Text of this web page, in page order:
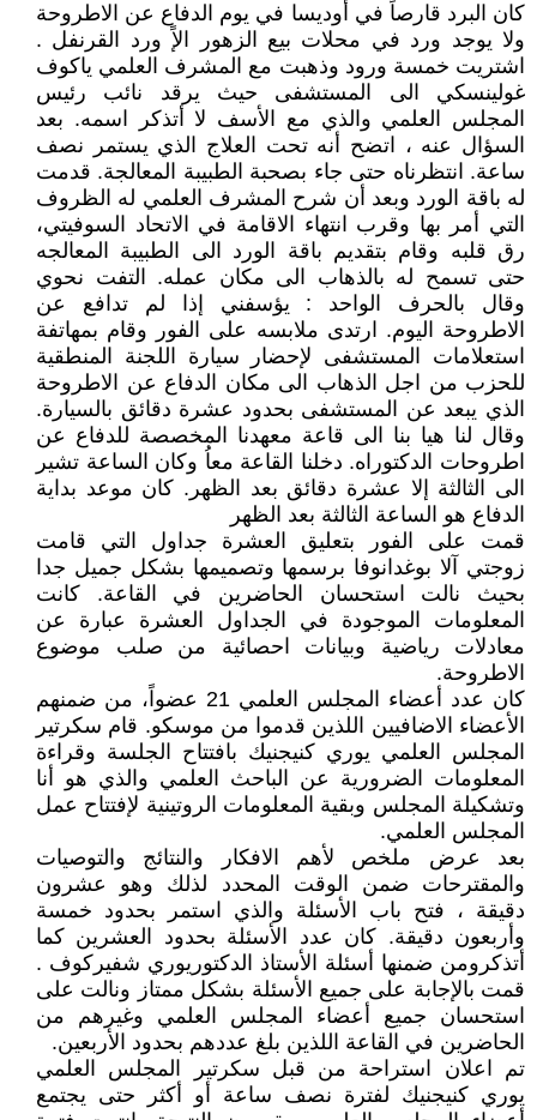
كان البرد قارصاً في أوديسا في يوم الدفاع عن الاطروحة
ولا يوجد ورد في محلات بيع الزهور الإً ورد القرنفل .
اشتريت خمسة ورود وذهبت مع المشرف العلمي ياكوف
غولينسكي الى المستشفى حيث يرقد نائب رئيس
المجلس العلمي والذي مع الأسف لا أتذكر اسمه. بعد
السؤال عنه ، اتضح أنه تحت العلاج الذي يستمر نصف
ساعة. انتظرناه حتى جاء بصحبة الطبيبة المعالجة. قدمت
له باقة الورد وبعد أن شرح المشرف العلمي له الظروف
التي أمر بها وقرب انتهاء الاقامة في الاتحاد السوفيتي،
رق قلبه وقام بتقديم باقة الورد الى الطبيبة المعالجه
حتى تسمح له بالذهاب الى مكان عمله. التفت نحوي
وقال بالحرف الواحد : يؤسفني إذا لم تدافع عن
الاطروحة اليوم. ارتدى ملابسه على الفور وقام بمهاتفة
استعلامات المستشفى لإحضار سيارة اللجنة المنطقية
للحزب من اجل الذهاب الى مكان الدفاع عن الاطروحة
الذي يبعد عن المستشفى بحدود عشرة دقائق بالسيارة.
وقال لنا هيا بنا الى قاعة معهدنا المخصصة للدفاع عن
اطروحات الدكتوراه. دخلنا القاعة معاُ وكان الساعة تشير
الى الثالثة إلا عشرة دقائق بعد الظهر. كان موعد بداية
الدفاع هو الساعة الثالثة بعد الظهر
قمت على الفور بتعليق العشرة جداول التي قامت
زوجتي آلا بوغدانوفا برسمها وتصميمها بشكل جميل جدا
بحيث نالت استحسان الحاضرين في القاعة. كانت
المعلومات الموجودة في الجداول العشرة عبارة عن
معادلات رياضية وبيانات احصائية من صلب موضوع
الاطروحة.
كان عدد أعضاء المجلس العلمي 21 عضواً، من ضمنهم
الأعضاء الاضافيين اللذين قدموا من موسكو. قام سكرتير
المجلس العلمي يوري كنيجنيك بافتتاح الجلسة وقراءة
المعلومات الضرورية عن الباحث العلمي والذي هو أنا
وتشكيلة المجلس وبقية المعلومات الروتينية لإفتتاح عمل
المجلس العلمي.
بعد عرض ملخص لأهم الافكار والنتائج والتوصيات
والمقترحات ضمن الوقت المحدد لذلك وهو عشرون
دقيقة ، فتح باب الأسئلة والذي استمر بحدود خمسة
وأربعون دقيقة. كان عدد الأسئلة بحدود العشرين كما
أتذكرومن ضمنها أسئلة الأستاذ الدكتوريوري شفيركوف .
قمت بالإجابة على جميع الأسئلة بشكل ممتاز ونالت على
استحسان جميع أعضاء المجلس العلمي وغيرهم من
الحاضرين في القاعة اللذين بلغ عددهم بحدود الأربعين.
تم اعلان استراحة من قبل سكرتير المجلس العلمي
يوري كنيجنيك لفترة نصف ساعة أو أكثر حتى يجتمع